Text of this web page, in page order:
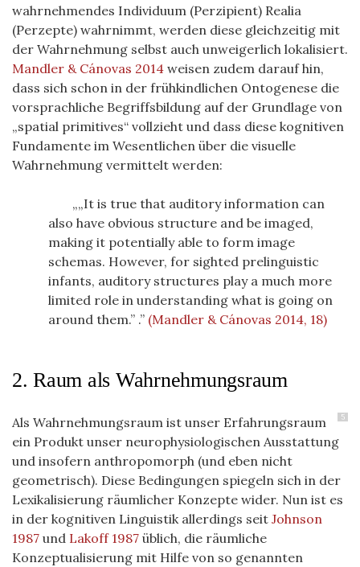
wahrnehmendes Individuum (Perzipient) Realia
(Perzepte) wahrnimmt, werden diese gleichzeitig mit
der Wahrnehmung selbst auch unweigerlich lokalisiert.
Mandler & Cánovas 2014 weisen zudem darauf hin,
dass sich schon in der frühkindlichen Ontogenese die
vorsprachliche Begriffsbildung auf der Grundlage von
„spatial primitives“ vollzieht und dass diese kognitiven
Fundamente im Wesentlichen über die visuelle
Wahrnehmung vermittelt werden:
„It is true that auditory information can
also have obvious structure and be imaged,
making it potentially able to form image
schemas. However, for sighted prelinguistic
infants, auditory structures play a much more
limited role in understanding what is going on
around them.” . (Mandler & Cánovas 2014, 18)
2. Raum als Wahrnehmungsraum
5
Als Wahrnehmungsraum ist unser Erfahrungsraum
ein Produkt unser neurophysiologischen Ausstattung
und insofern anthropomorph (und eben nicht
geometrisch). Diese Bedingungen spiegeln sich in der
Lexikalisierung räumlicher Konzepte wider. Nun ist es
in der kognitiven Linguistik allerdings seit Johnson
1987 und Lakoff 1987 üblich, die räumliche
Konzeptualisierung mit Hilfe von so genannten